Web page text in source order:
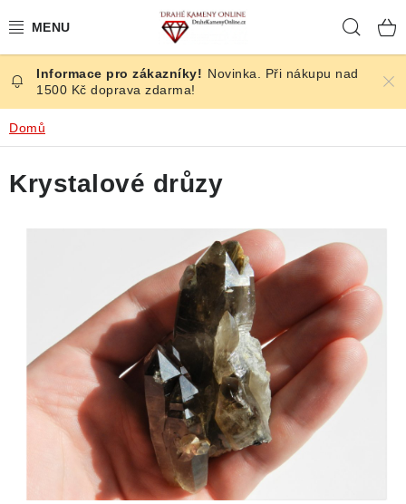
na
ČESKÉ KAMENY
ŠPERKY
KAMENY ZE SVĚTA
KRYSTALY
ČLÁNKY
NALEZIŠTĚ
Novinka. Při nákupu nad
1500 Kč doprava zdarma!
Domů
Krystalové drůzy